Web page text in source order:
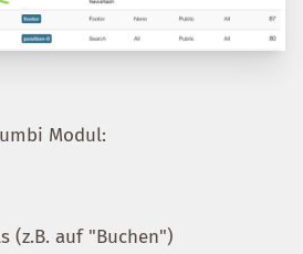
Modul:
(z.B. auf "Buchen")